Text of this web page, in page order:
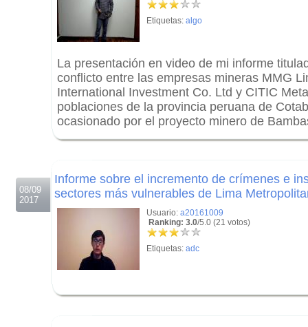
Etiquetas: algo
La presentación en video de mi informe
conflicto entre las empresas mineras MMG
International Investment Co. Ltd y CITIC
poblaciones de la provincia peruana de
ocasionado por el proyecto minero de
08/09
2017
Informe sobre el incremento de crímenes e
sectores más vulnerables de Lima
Usuario: a20161009
Ranking: 3.0/5.0 (21 votos)
Etiquetas: adc